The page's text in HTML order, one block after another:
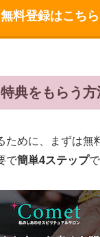
無料登録はこちら
典をもらう方
ために、まずは無
で簡単4ステップで